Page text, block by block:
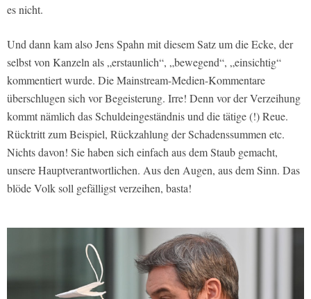
es nicht.
Und dann kam also Jens Spahn mit diesem Satz um die Ecke, der
selbst von Kanzeln als „erstaunlich“, „bewegend“, „einsichtig“
kommentiert wurde. Die Mainstream-Medien-Kommentare
überschlugen sich vor Begeisterung. Irre! Denn vor der Verzeihung
kommt nämlich das Schuldeingeständnis und die tätige (!) Reue.
Rücktritt zum Beispiel, Rückzahlung der Schadenssummen etc.
Nichts davon! Sie haben sich einfach aus dem Staub gemacht,
unsere Hauptverantwortlichen. Aus den Augen, aus dem Sinn. Das
blöde Volk soll gefälligst verzeihen, basta!